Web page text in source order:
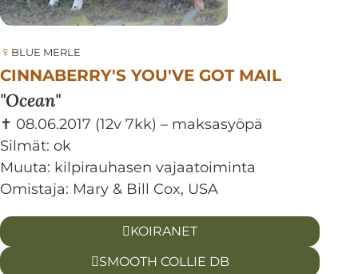
♀ BLUE MERLE
CINNABERRY'S YOU'VE GOT MAIL
Ocean
✝ 08.06.2017 (12v 7kk) – maksasyöpä
Silmät: ok
Muuta: kilpirauhasen vajaatoiminta
Omistaja: Mary & Bill Cox, USA
KOIRANET
SMOOTH COLLIE DB